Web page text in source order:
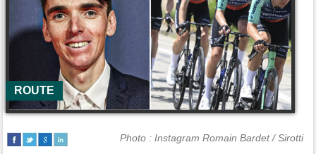
ROUTE
Photo : Instagram Romain Bardet / Sirotti